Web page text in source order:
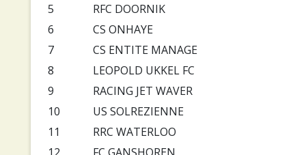
5
RFC DOORNIK
6
CS ONHAYE
7
CS ENTITE MANAGE
8
LEOPOLD UKKEL FC
9
RACING JET WAVER
10
US SOLREZIENNE
11
RRC WATERLOO